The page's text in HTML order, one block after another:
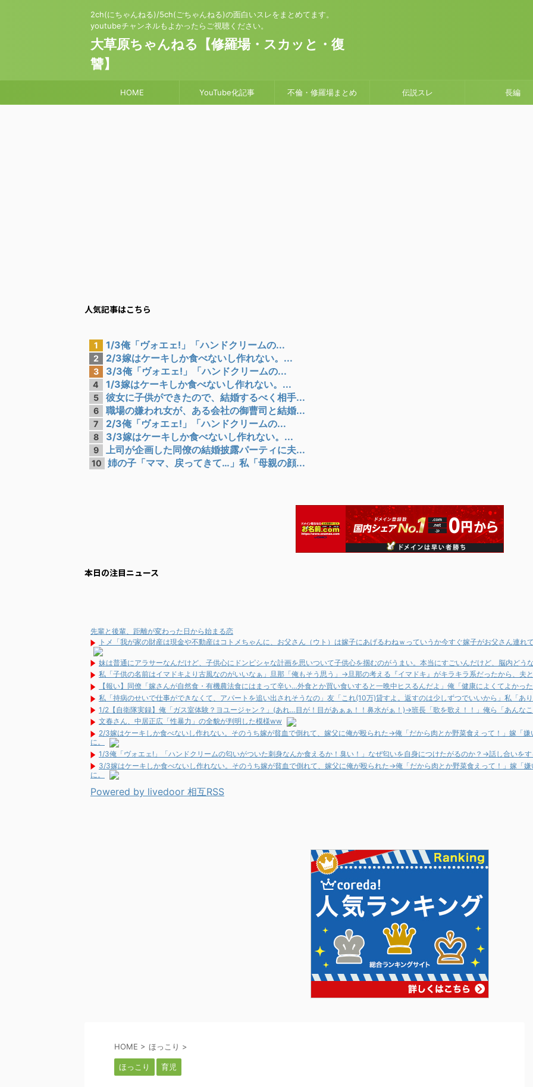
2ch(にちゃんねる)/5ch(ごちゃんねる)の面白いスレをまとめてます。
youtubeチャンネルもよかったらご視聴ください。
大草原ちゃんねる【修羅場・スカッと・復
讐】
HOME YouTube化記事 不倫・修羅場まとめ 伝説スレ 長編
人気記事はこちら
1 1/3俺「ヴォエェ!」「ハンドクリームの...
2 2/3嫁はケーキしか食べないし作れない。...
3 3/3俺「ヴォエェ!」「ハンドクリームの...
4 1/3嫁はケーキしか食べないし作れない。...
5 彼女に子供ができたので、結婚するべく相手...
6 職場の嫌われ女が、ある会社の御曹司と結婚...
7 2/3俺「ヴォエェ!」「ハンドクリームの...
8 3/3嫁はケーキしか食べないし作れない。...
9 上司が企画した同僚の結婚披露パーティに夫...
10 姉の子「ママ、戻ってきて…」私「母親の顔...
本日の注目ニュース
先輩と後輩、距離が変わった日から始まる恋
トメ「我が家の財産は現金や不動産はコトメちゃんに、お父さん（ウト）は嫁子にあげるわねｗっていうか今すぐ嫁子がお父さん連
妹は普通にアラサーなんだけど、子供心にドンピシャな計画を思いついて子供心を掴むのがうまい。本当にすごいんだけど、脳内どう
私「子供の名前はイマドキより古風なのがいいなぁ」旦那「俺もそう思う」→旦那の考える『イマドキ』がキラキラ系だったから、夫
【報い】同僚「嫁さんが自然食・有機農法食にはまって辛い…外食とか買い食いすると一晩中ヒスるんだよ」俺「健康によくてよかっ
私「持病のせいで仕事ができなくて、アパートを追い出されそうなの」友「これ(10万)貸すよ。返すのは少しずつでいいから」私「
1/2【自衛隊実録】俺「ガス室体験？ヨユージャン？」(あれ…目が！目があぁぁ！！鼻水がぁ！)→班長「歌を歌え！！」俺ら「あんな
文春さん、中居正広「性暴力」の全貌が判明した模様ww
2/3嫁はケーキしか食べないし作れない。そのうち嫁が貧血で倒れて、嫁父に俺が殴られた→俺「だから肉とか野菜食えって！」嫁「
に。
1/3俺「ヴォエェ!」「ハンドクリームの匂いがついた刺身なんか食えるか！臭い！」なぜ匂いを自身につけたがるのか？→話し合いを
3/3嫁はケーキしか食べないし作れない。そのうち嫁が貧血で倒れて、嫁父に俺が殴られた→俺「だから肉とか野菜食えって！」嫁「
に。
Powered by livedoor 相互RSS
HOME > ほっこり >
ほっこり 育児